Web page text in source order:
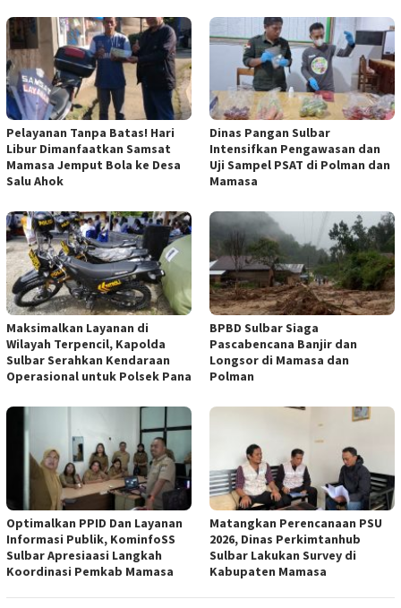
Pelayanan Tanpa Batas! Hari
Libur Dimanfaatkan Samsat
Mamasa Jemput Bola ke Desa
Salu Ahok
Dinas Pangan Sulbar
Intensifkan Pengawasan dan
Uji Sampel PSAT di Polman dan
Mamasa
Maksimalkan Layanan di
Wilayah Terpencil, Kapolda
Sulbar Serahkan Kendaraan
Operasional untuk Polsek Pana
BPBD Sulbar Siaga
Pascabencana Banjir dan
Longsor di Mamasa dan
Polman
Optimalkan PPID Dan Layanan
Informasi Publik, KominfoSS
Sulbar Apresiaasi Langkah
Koordinasi Pemkab Mamasa
Matangkan Perencanaan PSU
2026, Dinas Perkimtanhub
Sulbar Lakukan Survey di
Kabupaten Mamasa